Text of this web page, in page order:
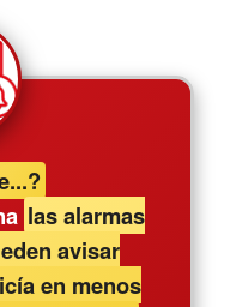
las alarmas
avisar
en menos